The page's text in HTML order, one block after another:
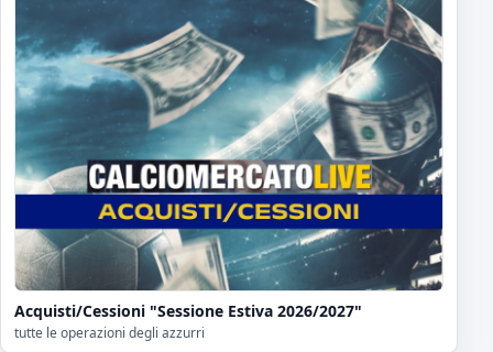
Acquisti/Cessioni "Sessione Estiva 2026/2027"
tutte le operazioni degli azzurri